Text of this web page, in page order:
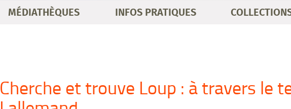
MÉDIATHÈQUES INFOS PRATIQUES
Cherche et trouve Loup : à travers le